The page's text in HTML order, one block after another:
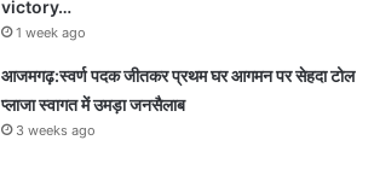
victory…
1 week ago
आजमगढ़:स्वर्ण पदक जीतकर प्रथम घर आगमन पर सेहदा टोल
प्लाजा स्वागत में उमड़ा जनसैलाब
3 weeks ago